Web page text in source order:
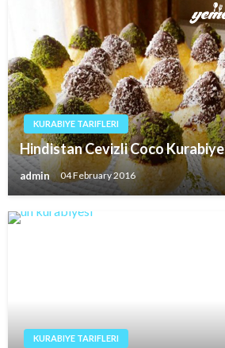
KURABIYE TARIFLERI
Hindistan Cevizli Coco Kurabiye
admin 04 February 2016
KURABIYE TARIFLERI